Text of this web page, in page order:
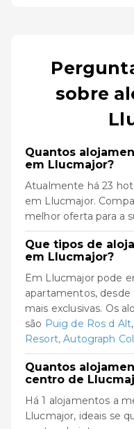
sobre
Quantos
em Llucmajor?
Atualmente há 23
em Llucmajor.
melhor oferta para a
Que tipos de
em Llucmajor?
Em Llucmajor pode
apartamentos,
mais exclusivas. Os
são Puig de Ros d Alt,
Resort, Autograph
Quantos
centro de
Há 1 alojamentos a
Llucmajor, ideais se